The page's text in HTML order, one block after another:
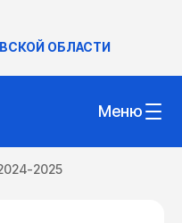
ОБЛАСТИ
Меню
2025